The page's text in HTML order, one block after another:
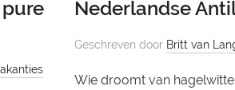
Nederlandse
Geschreven door Britt van
Wie droomt van